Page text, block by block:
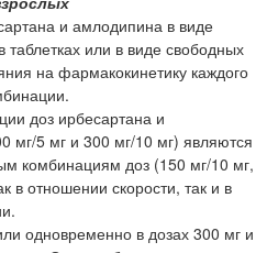
и амлодипина в виде
или в виде свободных
на фармакокинетику каждого
доз ирбесартана и
мг/5 мг и 300 мг/10 мг) являются
комбинациям доз (150 мг/10 мг,
в отношении скорости, так и в
одновременно в дозах 300 мг и